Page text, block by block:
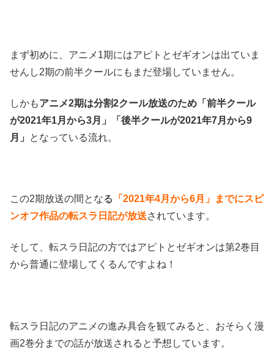
まず初めに、アニメ1期にはアピトとゼギオンは出ていま
せんし2期の前半クールにもまだ登場していません。
しかもアニメ2期は分割2クール放送のため「前半クール
が2021年1月から3月」「後半クールが2021年7月から9
月」
となっている流れ。
この2期放送の間となる
「2021年4月から6月」までにスピ
ンオフ作品の転スラ日記が放送されています。
そして、転スラ日記の方ではアピトとゼギオンは第2巻目
から普通に登場してくるんですよね！
転スラ日記のアニメの進み具合を観てみると、おそらく漫
画2巻分までの話が放送されると予想しています。